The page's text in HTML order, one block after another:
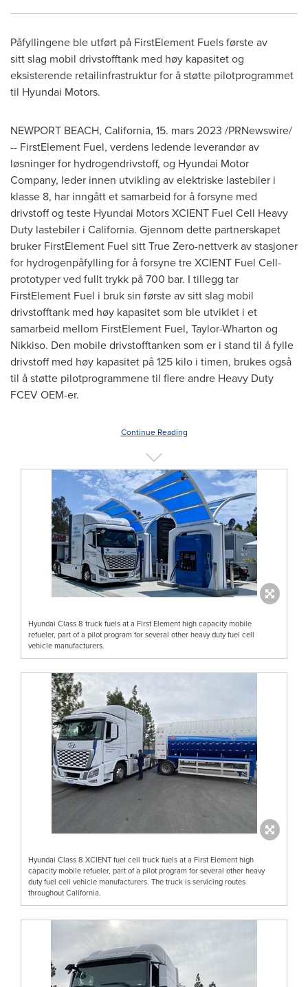
Påfyllingene ble utført på FirstElement Fuels første av
sitt slag mobil drivstofftank med høy kapasitet og
eksisterende retailinfrastruktur for å støtte pilotprogrammet
til Hyundai Motors.
NEWPORT BEACH, California, 15. mars 2023 /PRNewswire/
-- FirstElement Fuel, verdens ledende leverandør av
løsninger for hydrogendrivstoff, og Hyundai Motor
Company, leder innen utvikling av elektriske lastebiler i
klasse 8, har inngått et samarbeid for å forsyne med
drivstoff og teste Hyundai Motors XCIENT Fuel Cell Heavy
Duty lastebiler i California. Gjennom dette partnerskapet
bruker FirstElement Fuel sitt True Zero-nettverk av stasjoner
for hydrogenpåfylling for å forsyne tre XCIENT Fuel Cell-
prototyper ved fullt trykk på 700 bar. I tillegg tar
FirstElement Fuel i bruk sin første av sitt slag mobil
drivstofftank med høy kapasitet som ble utviklet i et
samarbeid mellom FirstElement Fuel, Taylor-Wharton og
Nikkiso. Den mobile drivstofftanken som er i stand til å fylle
drivstoff med høy kapasitet på 125 kilo i timen, brukes også
til å støtte pilotprogrammene til flere andre Heavy Duty
FCEV OEM-er.
Continue Reading
Hyundai Class 8 truck fuels at a First Element high capacity mobile
refueler, part of a pilot program for several other heavy duty fuel cell
vehicle manufacturers.
Hyundai Class 8 XCIENT fuel cell truck fuels at a First Element high
capacity mobile refueler, part of a pilot program for several other heavy
duty fuel cell vehicle manufacturers. The truck is servicing routes
throughout California.